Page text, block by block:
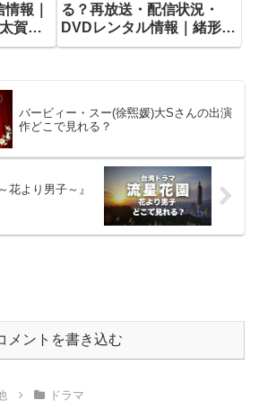
報｜
賀さ
る？再放送・配信状況・
DVDレンタル情報｜緒形拳
さん主演
バービィー・スー(徐煕媛)大Sさんの出演
作どこで見れる？
花より男子～』
メントを書き込む
ドラマ